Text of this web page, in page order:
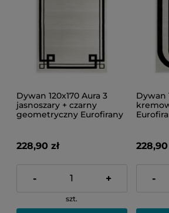
Dywan 120x170 Aura 3
jasnoszary + czarny
geometryczny Eurofirany
228,90 zł
- +
szt.
Dywan
228,90
-